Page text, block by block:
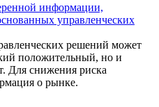
информации,
управленческих
решений может
положительный, но и
Для снижения риска
о рынке.